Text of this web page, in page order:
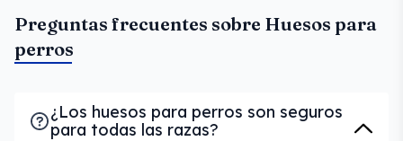
Preguntas frecuentes sobre Huesos para
perros
¿Los huesos para perros son seguros
para todas las razas?